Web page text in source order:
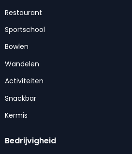
Restaurant
Sportschool
Bowlen
Wandelen
Activiteiten
Snackbar
Kermis
Bedrijvigheid